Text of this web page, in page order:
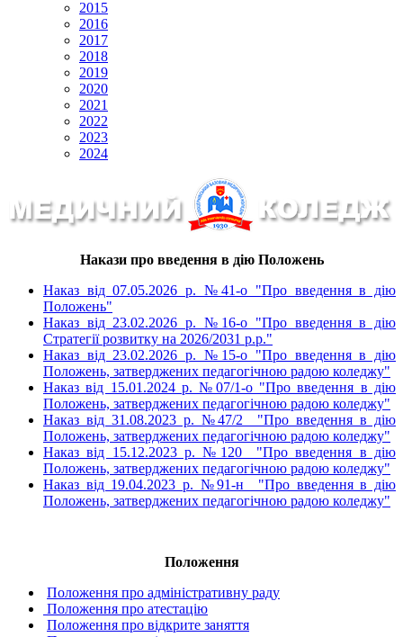
2015
2016
2017
2018
2019
2020
2021
2022
2023
2024
Накази про введення в дію Положень
Наказ від 07.05.2026 р. №41-о "Про введення в дію
Положень"
Наказ від 23.02.2026 р. №16-о "Про введення в дію
Стратегії розвитку на 2026/2031 р.р."
Наказ від 23.02.2026 р. №15-о "Про введення в дію
Положень, затверджених педагогічною радою коледжу"
Наказ від 15.01.2024 р. №07/1-о "Про введення в дію
Положень, затверджених педагогічною радою коледжу"
Наказ від 31.08.2023 р. №47/2 "Про введення в дію
Положень, затверджених педагогічною радою коледжу"
Наказ від 15.12.2023 р. №120 "Про введення в дію
Положень, затверджених педагогічною радою коледжу"
Наказ від 19.04.2023 р. №91-н "Про введення в дію
Положень, затверджених педагогічною радою коледжу"
Положення
Положення про адмiнiстративну раду
Положення про атестацiю
Положення про вiдкрите заняття